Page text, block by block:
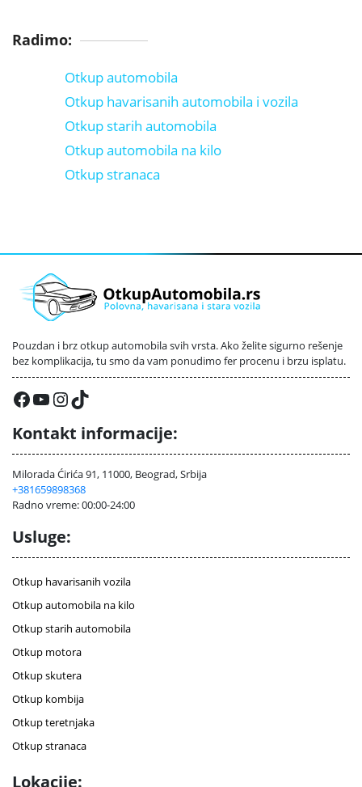
Radimo:
Otkup automobila
Otkup havarisanih automobila i vozila
Otkup starih automobila
Otkup automobila na kilo
Otkup stranaca
Pouzdan i brz otkup automobila svih vrsta. Ako želite sigurno rešenje
bez komplikacija, tu smo da vam ponudimo fer procenu i brzu isplatu.
Facebook
YouTube
Instagram
TikTok
Kontakt informacije:
Milorada Ćirića 91, 11000, Beograd, Srbija
+381659898368
Radno vreme: 00:00-24:00
Usluge:
Otkup havarisanih vozila
Otkup automobila na kilo
Otkup starih automobila
Otkup motora
Otkup skutera
Otkup kombija
Otkup teretnjaka
Otkup stranaca
Lokacije: